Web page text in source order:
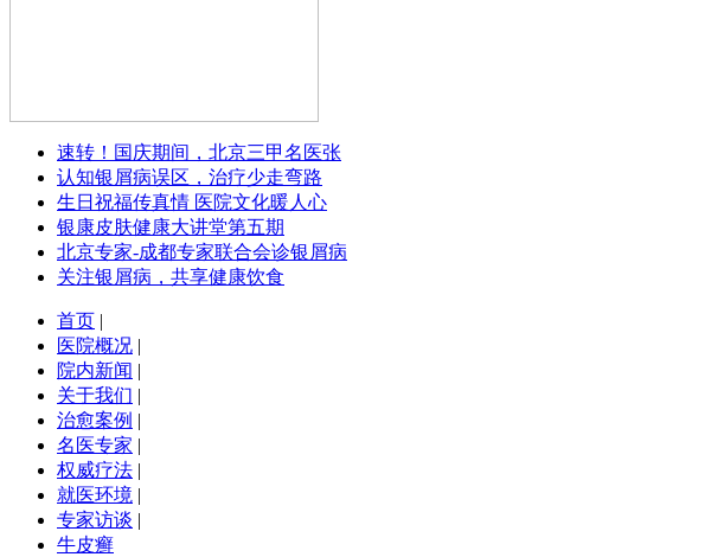
速转！国庆期间，北京三甲名医张
认知银屑病误区，治疗少走弯路
生日祝福传真情 医院文化暖人心
银康皮肤健康大讲堂第五期
北京专家-成都专家联合会诊银屑病
关注银屑病，共享健康饮食
首页 |
医院概况 |
院内新闻 |
关于我们 |
治愈案例 |
名医专家 |
权威疗法 |
就医环境 |
专家访谈 |
牛皮癣